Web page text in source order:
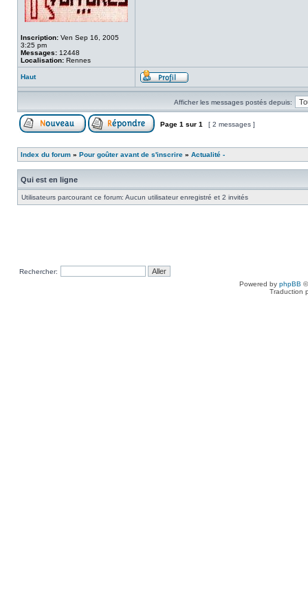
Inscription: Ven Sep 16, 2005
3:25 pm
Messages: 12448
Localisation: Rennes
Haut
Afficher les messages postés depuis:
Page 1 sur 1 [ 2 messages ]
Index du forum » Pour goûter avant de s'inscrire » Actualité -
Qui est en ligne
Utilisateurs parcourant ce forum: Aucun utilisateur enregistré et 2 invités
Rechercher:
Powered by phpBB
Traduction